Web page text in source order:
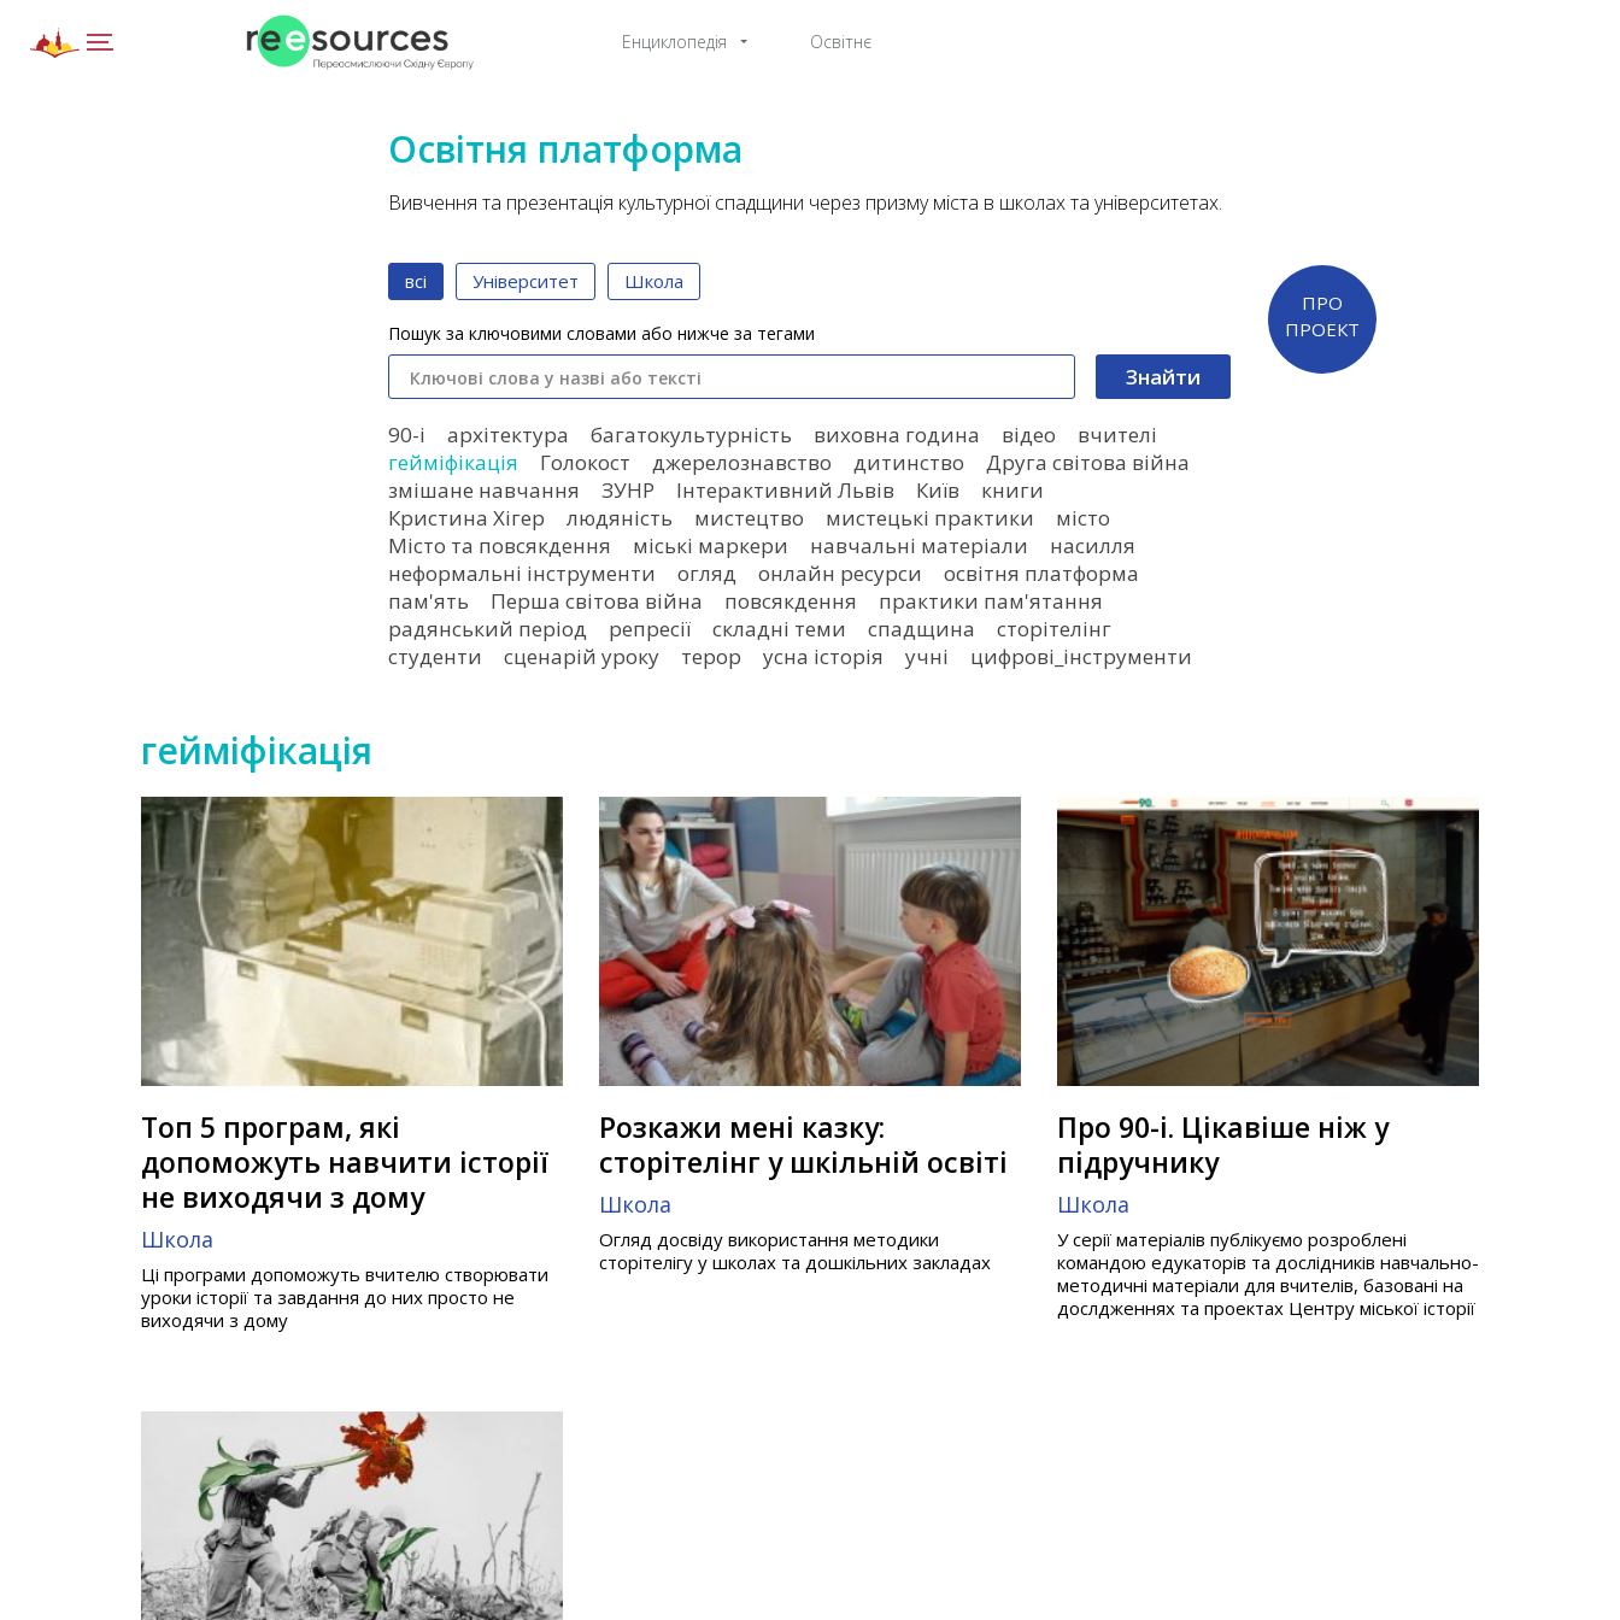
Енциклопедія Освітнє
Освітня платформа
Вивчення та презентація культурної спадщини через призму міста в школах та університетах.
всі Університет Школа
Пошук за ключовими словами або нижче за тегами
90-і архітектура багатокультурність виховна година відео
вчителі
гейміфікація
Голокост джерелознавство дитинство
Друга світова війна
змішане навчання
ЗУНР Інтерактивний Львів Київ
книги
Кристина Хігер
людяність мистецтво мистецькі практики
місто
Місто та повсякдення
міські маркери навчальні матеріали
насилля
неформальні інструменти
огляд онлайн ресурси
освітня платформа
пам'ять
Перша світова війна повсякдення
практики пам'ятання
радянський період
репресії складні теми спадщина
сторітелінг
студенти
сценарій уроку терор усна історія учні цифрові_інструменти
ПРО
ПРОЕКТ
гейміфікація
Топ 5 програм, які
допоможуть навчити історії
не виходячи з дому
Школа
Ці програми допоможуть вчителю створювати
уроки історії та завдання до них просто не
виходячи з дому
Розкажи мені казку:
сторітелінг у шкільній освіті
Школа
Огляд досвіду використання методики
сторітелігу у школах та дошкільних закладах
Про 90-і. Цікавіше ніж у
підручнику
Школа
У серії матеріалів публікуємо розроблені
командою едукаторів та дослідників навчально-
методичні матеріали для вчителів, базовані на
дослдженнях та проектах Центру міської історії